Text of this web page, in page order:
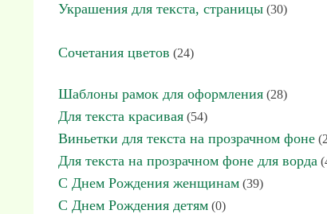
Украшения для текста, страницы (30)
Сочетания цветов (24)
Шаблоны рамок для оформления (28)
Для текста красивая (54)
Виньетки для текста на прозрачном фоне
Для текста на прозрачном фоне для ворда
С Днем Рождения женщинам (39)
С Днем Рождения детям (0)